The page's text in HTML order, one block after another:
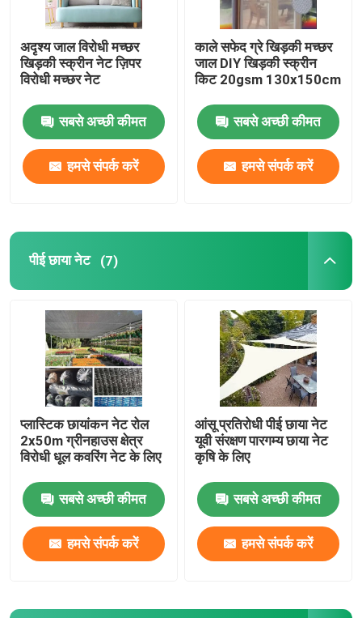
अदृश्य जाल विरोधी मच्छर
खिड़की स्क्रीन नेट ज़िपर
विरोधी मच्छर नेट
सबसे अच्छी कीमत
हमसे संपर्क करें
काले सफेद ग्रे खिड़की मच्छर
जाल DIY खिड़की स्क्रीन
किट 20gsm 130x150cm
सबसे अच्छी कीमत
हमसे संपर्क करें
पीई छाया नेट (7)
प्लास्टिक छायांकन नेट रोल
2x50m ग्रीनहाउस क्षेत्र
विरोधी धूल कवरिंग नेट के लिए
सबसे अच्छी कीमत
हमसे संपर्क करें
आंसू प्रतिरोधी पीई छाया नेट
यूवी संरक्षण पारगम्य छाया नेट
कृषि के लिए
सबसे अच्छी कीमत
हमसे संपर्क करें